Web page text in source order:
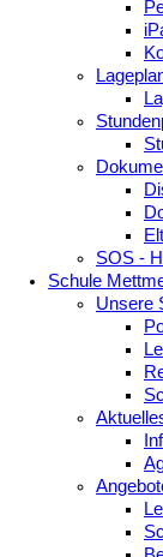
SOS -
Schule
Unsere